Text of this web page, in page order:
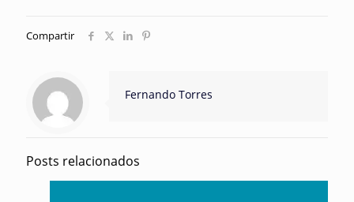
Compartir
Fernando Torres
Posts relacionados